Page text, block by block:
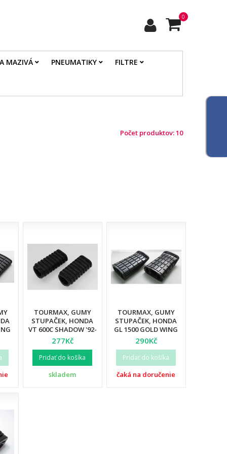
0
MAZIVÁ PNEUMATIKY FILTRE
Počet produktov: 10
TOURMAX, GUMY
STUPAČEK, HONDA
VT 600C SHADOW '92-
97, VT 750C '01-03, VT
125C '99-06 (2 KS.)
277Kč
Pridať do košíka
skladem
TOURMAX, GUMY
STUPAČEK, HONDA
GL 1500 GOLD WING
92-00, GL 1500C
VALKYRIE 97-03 (2 KS.)
290Kč
Pridať do košíka
čaká na doručenie